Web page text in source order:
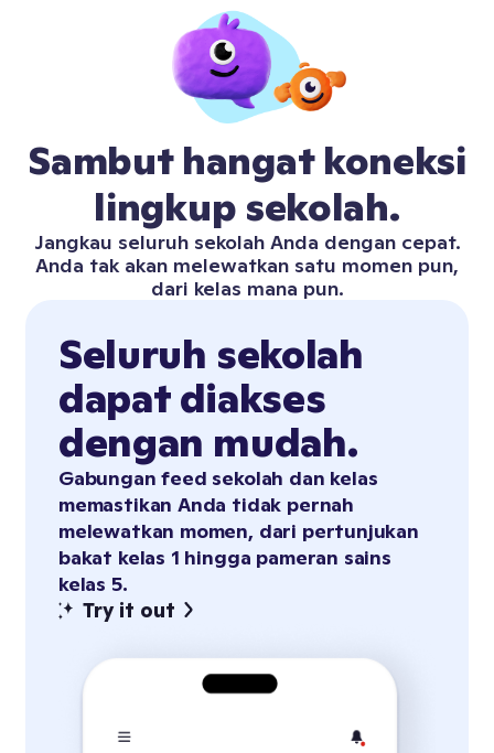
Sambut hangat koneksi
lingkup sekolah.
Jangkau seluruh sekolah Anda dengan cepat.
Anda tak akan melewatkan satu momen pun,
dari kelas mana pun.
Seluruh sekolah
dapat diakses
dengan mudah.
Gabungan feed sekolah dan kelas
memastikan Anda tidak pernah
melewatkan momen, dari pertunjukan
bakat kelas 1 hingga pameran sains
kelas 5.
Try it out